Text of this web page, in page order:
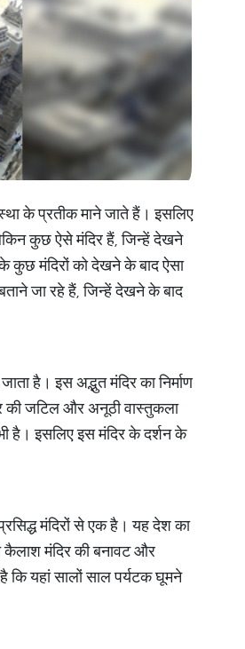
के प्रतीक माने जाते हैं। इसलिए
कुछ ऐसे मंदिर हैं, जिन्हें देखने
कुछ मंदिरों को देखने के बाद ऐसा
जा रहे हैं, जिन्हें देखने के बाद
है। इस अद्भुत मंदिर का निर्माण
की जटिल और अनूठी वास्तुकला
है। इसलिए इस मंदिर के दर्शन के
मंदिरों से एक है। यह देश का
कैलाश मंदिर की बनावट और
यहां सालों साल पर्यटक घूमने